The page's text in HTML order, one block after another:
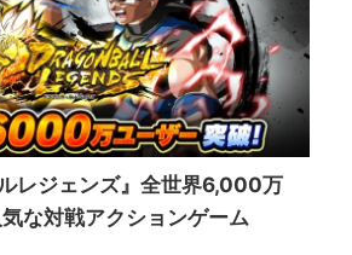
ルレジェンズ』全世界6,000万
な対戦アクションゲーム